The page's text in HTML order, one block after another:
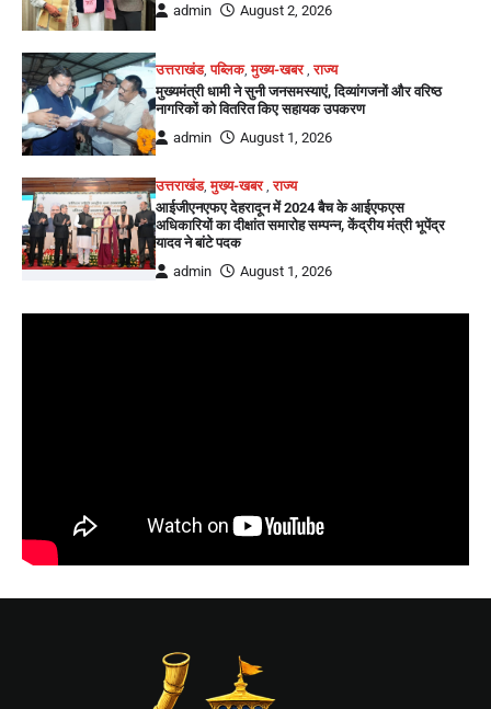
admin
August 2, 2026
उत्तराखंड,पब्लिक,मुख्य-खबर ,राज्य
मुख्यमंत्री धामी ने सुनी जनसमस्याएं, दिव्यांगजनों और वरिष्ठ
नागरिकों को वितरित किए सहायक उपकरण
admin
August 1, 2026
उत्तराखंड,मुख्य-खबर,राज्य
आईजीएनएफए देहरादून में 2024 बैच के आईएफएस
अधिकारियों का दीक्षांत समारोह सम्पन्न, केंद्रीय मंत्री भूपेंद्र
यादव ने बांटे पदक
admin
August 1, 2026